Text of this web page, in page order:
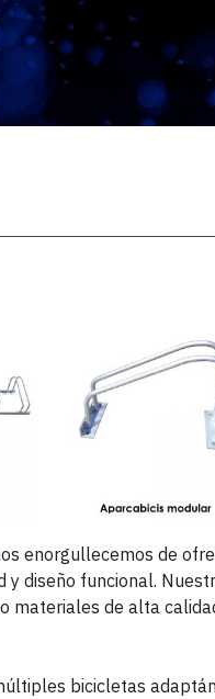
enorgullecemos de
diseño funcional.
materiales de alta
bicicletas